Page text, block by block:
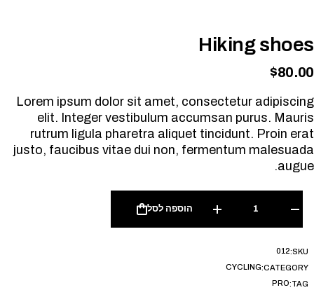
Hiking shoes
$80.00
Lorem ipsum dolor sit amet, consectetur adipiscing
elit. Integer vestibulum accumsan purus. Mauris
rutrum ligula pharetra aliquet tincidunt. Proin erat
justo, faucibus vitae dui non, fermentum malesuada
augue.
הוספה לסל
SKU:
012
CATEGORY:
CYCLING
TAG:
PRO